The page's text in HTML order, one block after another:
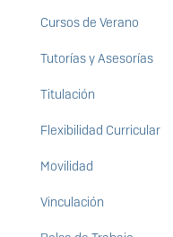
Cursos de Verano
Tutorías y Asesorías
Titulación
Flexibilidad Curricular
Movilidad
Vinculación